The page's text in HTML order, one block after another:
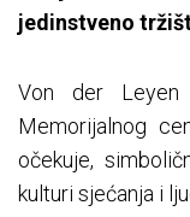
jedinstveno
Von der Leyen
Memorijalnog
očekuje,
kulturi sjećanja i